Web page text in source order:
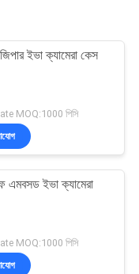
ইভা ক্যামেরা কেস
MOQ:1000 পিসি
ইভা ক্যামেরা
MOQ:1000 পিসি